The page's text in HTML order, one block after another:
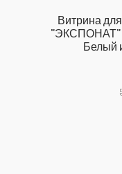
Витрина
"ЭКСПОНАТ"
Белый